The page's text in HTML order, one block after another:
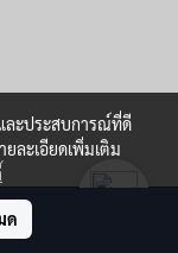
ละประสบการณ์ที่ดี
ละเอียดเพิ่มเติม
ด